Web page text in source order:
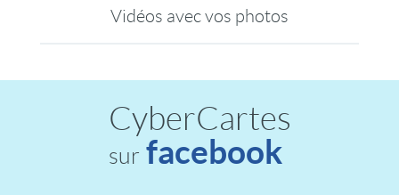
Vidéos avec vos photos
CyberCartes
sur facebook